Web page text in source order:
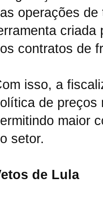
operações
criada
contratos de
isso, a
de preços
maior
setor.
de Lula